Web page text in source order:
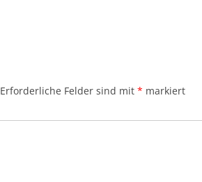
Erforderliche Felder sind mit * markiert